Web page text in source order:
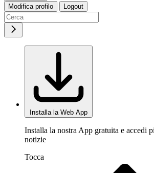
Modifica profilo Logout
Installa la Web App
Installa la nostra App gratuita e accedi
notizie
Tocca